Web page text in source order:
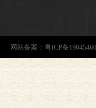
网站备案： 粤ICP备